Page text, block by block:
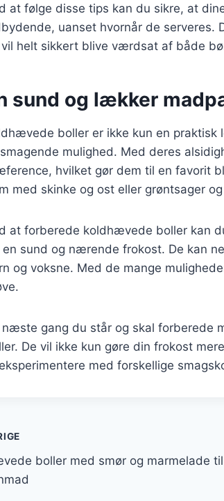
at følge disse tips kan du sikre, at
uanset hvornår de serveres.
vil helt sikkert blive værdsat af både
sund og lækker
boller er ikke kun en praktisk
mulighed. Med deres
hvilket gør dem til en favorit
med skinke og ost eller grøntsager
at forberede koldhævede boller kan
en sund og nærende frokost. De kan
og voksne. Med de mange
næste gang du står og skal forberede
De vil ikke kun gøre din frokost
med forskellige
boller med smør og marmelade til